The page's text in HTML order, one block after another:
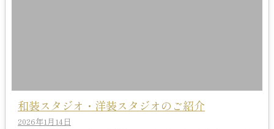
和装スタジオ・洋装スタジオのご紹介
2026年1月14日